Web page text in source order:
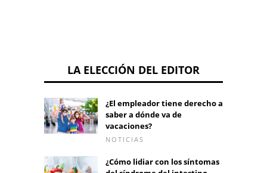
LA ELECCIÓN DEL EDITOR
¿El empleador tiene derecho a
saber a dónde va de
vacaciones?
NOTICIAS
¿Cómo lidiar con los síntomas